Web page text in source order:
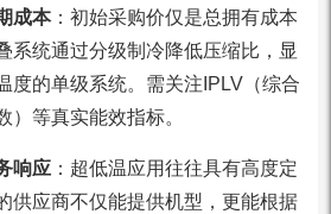
成本：初始采购价仅是总拥有成本
系统通过分级制冷降低压缩比，显
度的单级系统。需关注IPLV（综合
）等真实能效指标。
响应：超低温应用往往具有高度定
供应商不仅能提供机型，更能根据